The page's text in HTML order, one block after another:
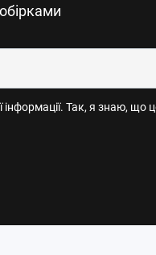
Так, я знаю, що це